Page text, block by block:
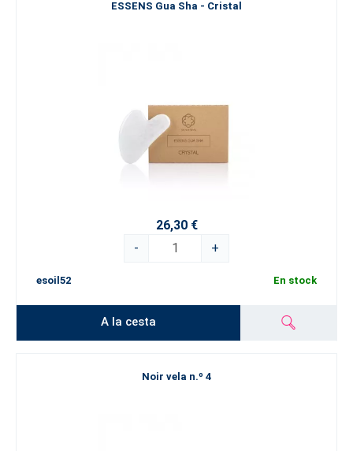
ESSENS Gua Sha - Cristal
26,30 €
-
+
esoil52 En stock
A la cesta
Noir vela n.º 4